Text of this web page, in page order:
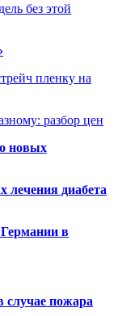
без этой
пленку на
разбор цен
новых
лечения диабета
в
случае пожара